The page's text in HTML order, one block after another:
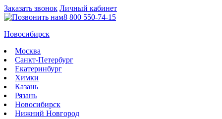
Заказать звонок Личный кабинет
8 800 550-74-15
Новосибирск
Москва
Санкт-Петербург
Екатеринбург
Химки
Казань
Рязань
Новосибирск
Нижний Новгород